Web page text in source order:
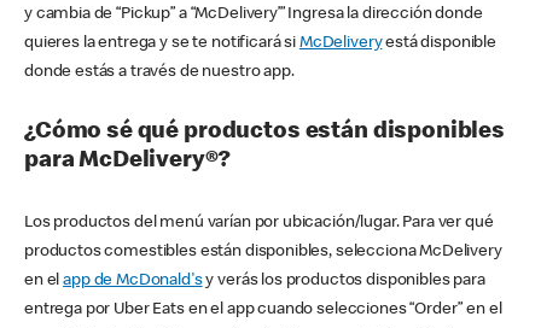
y cambia de “Pickup” a “McDelivery’” Ingresa la dirección donde
quieres la entrega y se te notificará si McDeliveryestá disponible
donde estás a través de nuestro app.
¿Cómo sé qué productos están disponibles
para McDelivery®?
Los productos del menú varían por ubicación/lugar. Para ver qué
productos comestibles están disponibles, selecciona McDelivery
en elapp de McDonald'sy verás los productos disponibles para
entrega por Uber Eats en el app cuando selecciones “Order” en el